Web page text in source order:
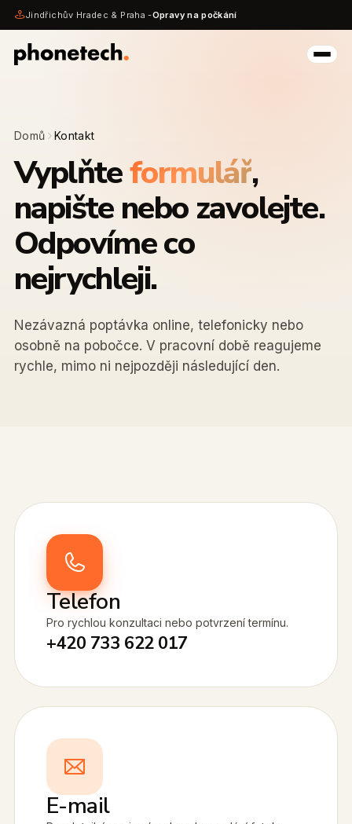
Jindřichův Hradec & Praha -Opravy na počkání
Domů Kontakt
Vyplňteformulář,
napište nebo zavolejte.
Odpovíme co
nejrychleji.
Nezávazná poptávka online, telefonicky nebo
osobně na pobočce. V pracovní době reagujeme
rychle, mimo ni nejpozději následující den.
Telefon
Pro rychlou konzultaci nebo potvrzení termínu.
+420 733 622 017
E-mail